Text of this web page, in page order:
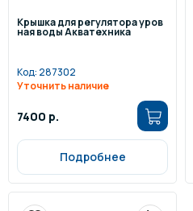
Крышка для регулятора уров
ная воды Акватехника
Код: 287302
Уточнить наличие
7400 р.
Подробнее